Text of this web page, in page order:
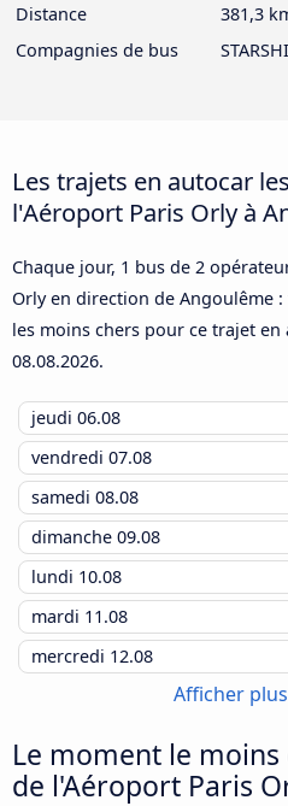
Distance
381,3
Compagnies de bus
Les trajets en autocar
l'Aéroport Paris Orly à
Chaque jour, 1 bus de 2
Orly en direction de Angoulême
les moins chers pour ce trajet
08.08.2026.
jeudi 06.08
vendredi 07.08
samedi 08.08
dimanche 09.08
lundi 10.08
mardi 11.08
mercredi 12.08
Afficher
Le moment le
de l'Aéroport Paris